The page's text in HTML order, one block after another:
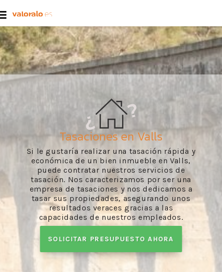
Tasaciones en Valls
Si le gustaría realizar una tasación rápida y
económica de un bien inmueble en Valls,
puede contratar nuestros servicios de
tasación. Nos caracterizamos por ser una
empresa de tasaciones y nos dedicamos a
tasar sus propiedades, asegurando unos
resultados veraces gracias a las
capacidades de nuestros empleados.
SOLICITAR PRESUPUESTO AHORA